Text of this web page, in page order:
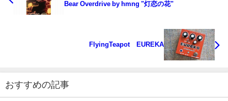
Bear Overdrive by hmng "灯恋の花"
FlyingTeapot EUREKA
おすすめの記事